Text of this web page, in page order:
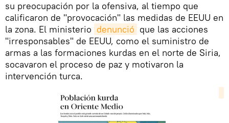
su preocupación por la ofensiva, al tiempo que
calificaron de "provocación" las medidas de EEUU en
la zona. El ministerio denunció que las acciones
"irresponsables" de EEUU, como el suministro de
armas a las formaciones kurdas en el norte de Siria,
socavaron el proceso de paz y motivaron la
intervención turca.